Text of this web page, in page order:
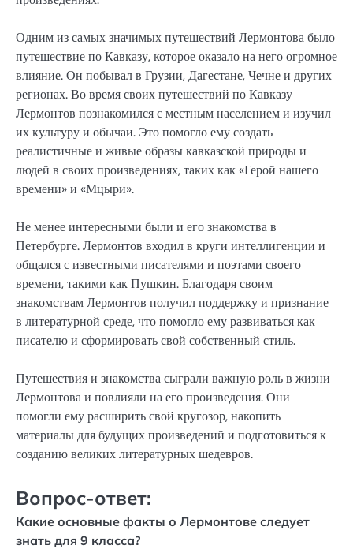
Одним из самых значимых путешествий Лермонтова было
путешествие по Кавказу, которое оказало на него огромное
влияние. Он побывал в Грузии, Дагестане, Чечне и других
регионах. Во время своих путешествий по Кавказу
Лермонтов познакомился с местным населением и изучил
их культуру и обычаи. Это помогло ему создать
реалистичные и живые образы кавказской природы и
людей в своих произведениях, таких как «Герой нашего
времени» и «Мцыри».
Не менее интересными были и его знакомства в
Петербурге. Лермонтов входил в круги интеллигенции и
общался с известными писателями и поэтами своего
времени, такими как Пушкин. Благодаря своим
знакомствам Лермонтов получил поддержку и признание
в литературной среде, что помогло ему развиваться как
писателю и сформировать свой собственный стиль.
Путешествия и знакомства сыграли важную роль в жизни
Лермонтова и повлияли на его произведения. Они
помогли ему расширить свой кругозор, накопить
материалы для будущих произведений и подготовиться к
созданию великих литературных шедевров.
Вопрос-ответ:
Какие основные факты о Лермонтове следует
знать для 9 класса?